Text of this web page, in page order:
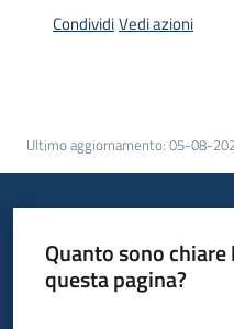
PianiCondividiVedi azioni
Ultimo aggiornamento: 05-08-
Quanto sono
questa pagina?